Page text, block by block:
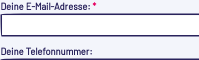
Deine E-Mail-Adresse: *
Deine Telefonnummer: